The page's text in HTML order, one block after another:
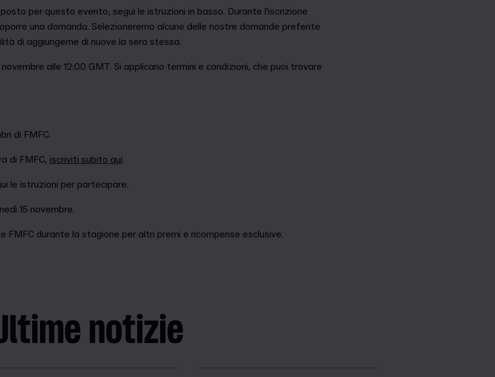
per questo evento, segui le istruzioni in basso. Durante l'iscrizione
una domanda. Selezioneremo alcune delle nostre domande preferite
di aggiungerne di nuove la sera stessa.
alle 12:00 GMT. Si applicano termini e condizioni, che puoi trovare
di FMFC.
di FMFC, iscriviti subito qui.
le istruzioni per partecipare.
15 novembre.
FMFC durante la stagione per altri premi e ricompense esclusive.
notizie